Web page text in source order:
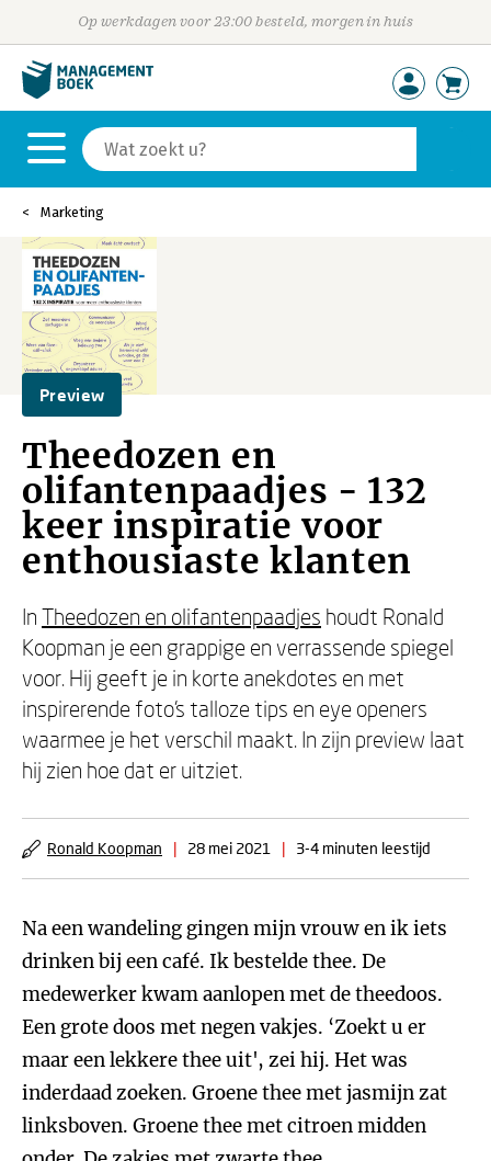
Op werkdagen voor 23:00 besteld, morgen in huis
Marketing
Preview
Theedozen en
olifantenpaadjes - 132
keer inspiratie voor
enthousiaste klanten
In Theedozen en olifantenpaadjes houdt Ronald
Koopman je een grappige en verrassende spiegel
voor. Hij geeft je in korte anekdotes en met
inspirerende foto's talloze tips en eye openers
waarmee je het verschil maakt. In zijn preview laat
hij zien hoe dat er uitziet.
Ronald Koopman | 28 mei 2021 | 3-4 minuten leestijd
Na een wandeling gingen mijn vrouw en ik iets
drinken bij een café. Ik bestelde thee. De
medewerker kwam aanlopen met de theedoos.
Een grote doos met negen vakjes. ‘Zoekt u er
maar een lekkere thee uit', zei hij. Het was
inderdaad zoeken. Groene thee met jasmijn zat
linksboven. Groene thee met citroen midden